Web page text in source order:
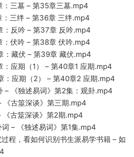
：三墓 – 第35章三墓.mp4
：三绊 – 第36章 三绊.mp4
：反吟 – 第37章 反吟.mp4
：伏吟 – 第38章 伏吟.mp4
：藏伏 – 第39章 藏伏.mp4
：应期（1） – 第40章1 应期.mp4
：应期（2） – 第40章2 应期.mp4
– 《独述易词》第2集：观卦.mp4
《古筮深谈》第三期.mp4
《古筮深谈》第2期.mp4
– 《独述易词》第1集.mp4
程，看如何识别书生派易学书籍 – 如